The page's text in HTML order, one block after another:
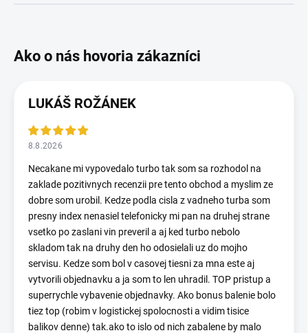
LUKÁŠ ROŽÁNEK
8.8.2026
Necakane mi vypovedalo turbo tak som sa rozhodol na
zaklade pozitivnych recenzii pre tento obchod a myslim ze
dobre som urobil. Kedze podla cisla z vadneho turba som
presny index nenasiel telefonicky mi pan na druhej strane
vsetko po zaslani vin preveril a aj ked turbo nebolo
skladom tak na druhy den ho odosielali uz do mojho
servisu. Kedze som bol v casovej tiesni za mna este aj
vytvorili objednavku a ja som to len uhradil. TOP pristup a
superrychle vybavenie objednavky. Ako bonus balenie bolo
tiez top (robim v logistickej spolocnosti a vidim tisice
balikov denne) tak.ako to islo od nich zabalene by malo